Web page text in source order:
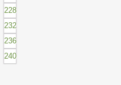
228
232
236
240